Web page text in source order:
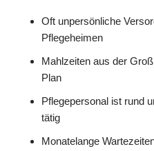
Oft unpersönliche
Pflegeheimen
Mahlzeiten aus der
Plan
Pflegepersonal ist rund
tätig
Monatelange